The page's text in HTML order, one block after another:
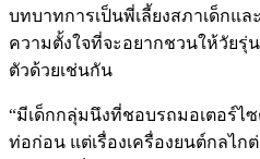
บทบาทการเป็นพี่เลี้ยงสภาเด็กแ
ความตั้งใจที่จะอยากชวนให้วัยรุ่
ตัวด้วยเช่นกัน
“มีเด็กกลุ่มนึงที่ชอบรถมอเตอร์ไ
ท่อก่อน แต่เรื่องเครื่องยนต์กลไก